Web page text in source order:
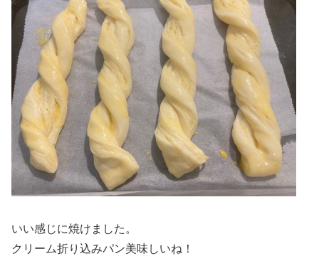
いい感じに焼けました。
クリーム折り込みパン美味しいね！